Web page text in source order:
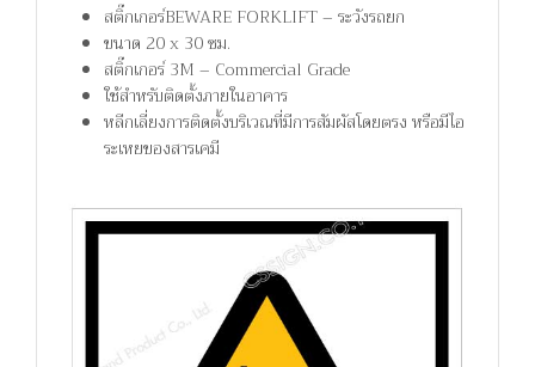
สติ๊กเกอร์BEWARE FORKLIFT – ระวังรถยก
ขนาด 20 x 30 ซม.
สติ๊กเกอร์ 3M – Commercial Grade
ใช้สำหรับติดตั้งภายในอาคาร
หลีกเลี่ยงการติดตั้งบริเวณที่มีการสัมผัสโดยตรง หรือมีไอ
ระเหยของสารเคมี